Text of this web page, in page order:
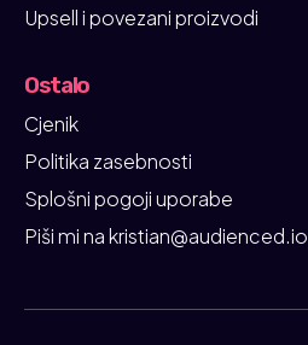
Upsell i povezani proizvodi
Ostalo
Cjenik
Politika zasebnosti
Splošni pogoji uporabe
Piši mi na kristian@audienced.io